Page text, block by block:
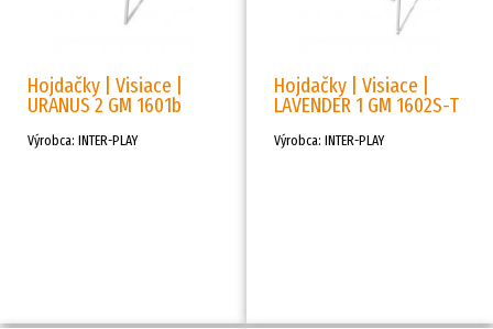
Hojdačky | Visiace |
URANUS 2 GM 1601b
Výrobca: INTER-PLAY
Hojdačky | Visiace |
LAVENDER 1 GM 1602S-T
Výrobca: INTER-PLAY